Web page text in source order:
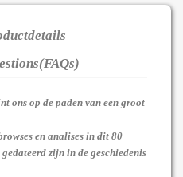
ons op de paden van een groot
en analises in dit 80
zijn in de geschiedenis